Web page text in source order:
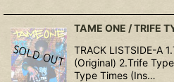
TAME ONE / TRIFE
TRACK LISTSIDE-A
(Original) 2.Trife
Type Times (Ins…